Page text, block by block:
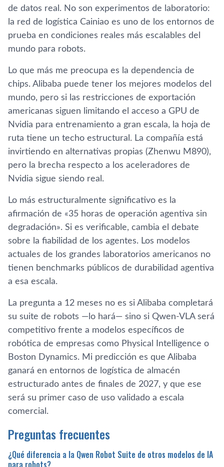
de datos real. No son experimentos de laboratorio:
la red de logística Cainiao es uno de los entornos de
prueba en condiciones reales más escalables del
mundo para robots.
Lo que más me preocupa es la dependencia de
chips. Alibaba puede tener los mejores modelos del
mundo, pero si las restricciones de exportación
americanas siguen limitando el acceso a GPU de
Nvidia para entrenamiento a gran escala, la hoja de
ruta tiene un techo estructural. La compañía está
invirtiendo en alternativas propias (Zhenwu M890),
pero la brecha respecto a los aceleradores de
Nvidia sigue siendo real.
Lo más estructuralmente significativo es la
afirmación de «35 horas de operación agentiva sin
degradación». Si es verificable, cambia el debate
sobre la fiabilidad de los agentes. Los modelos
actuales de los grandes laboratorios americanos no
tienen benchmarks públicos de durabilidad agentiva
a esa escala.
La pregunta a 12 meses no es si Alibaba completará
su suite de robots —lo hará— sino si Qwen-VLA será
competitivo frente a modelos específicos de
robótica de empresas como Physical Intelligence o
Boston Dynamics. Mi predicción es que Alibaba
ganará en entornos de logística de almacén
estructurado antes de finales de 2027, y que ese
será su primer caso de uso validado a escala
comercial.
Preguntas frecuentes
¿Qué diferencia a la Qwen Robot Suite de otros modelos de IA
para robots?